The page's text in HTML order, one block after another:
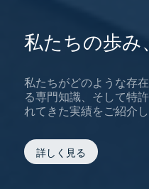
私たちの歩み、
私たちがどのような存
る専門知識、そして特
れてきた実績をご紹介し
詳しく見る